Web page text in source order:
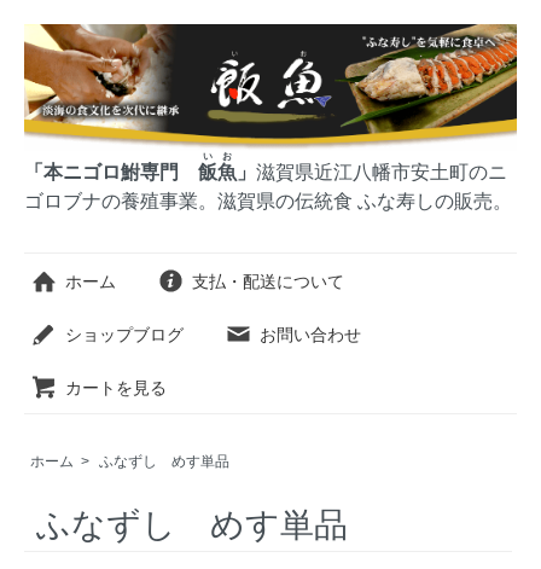
「本ニゴロ鮒専門 飯魚
いお
」 滋賀県近江八幡市安土町のニ
ゴロブナの養殖事業。滋賀県の伝統食 ふな寿しの販売。
ホーム 支払・配送について
ショップブログ お問い合わせ
カートを見る
ホーム > ふなずし めす単品
ふなずし めす単品